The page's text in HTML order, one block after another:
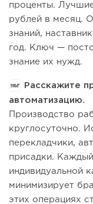
проценты.
рублей в месяц.
знаний,
год. Ключ —
знание их нужд.
Расскажите
автоматизацию.
Производство
круглосуточно.
перекладчики,
присадки.
индивидуальной
минимизирует
этих операциях